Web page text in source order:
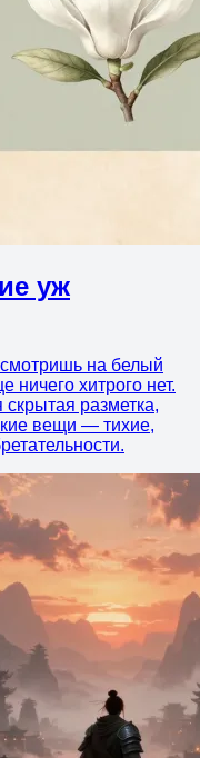
уж
на белый
ничего хитрого нет.
разметка,
вещи — тихие,